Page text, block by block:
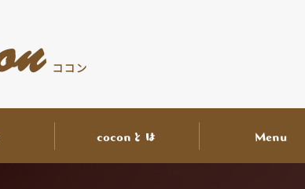
coconとは Menu